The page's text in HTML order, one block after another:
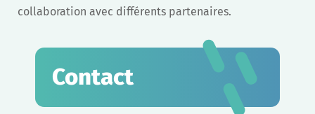
collaboration avec différents partenaires.
Contact